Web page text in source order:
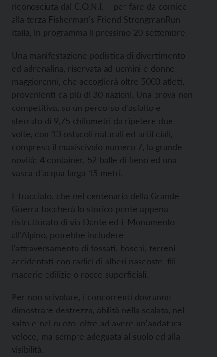
riconosciuta dal C.O.N.I. – per fare da cornice
alla terza Fisherman's Friend StrongmanRun
Italia, in programma il prossimo 20 settembre.
Una manifestazione podistica di divertimento
ed adrenalina, riservata ad uomini e donne
maggiorenni, che accoglierà oltre 5000 atleti,
provenienti da più di 30 nazioni. Una prova non
competitiva, su un percorso d'asfalto e
sterrato di 9,75 chilometri da ripetere due
volte, con 13 ostacoli naturali ed artificiali,
compreso il maxiscivolo numero 7, la grande
novità: 4 container, 52 balle di fieno ed una
vasca d'acqua larga 15 metri.
Il tracciato, che nel centenario della Grande
Guerra toccherà lo storico ponte appena
ristrutturato di via Dante ed il Monumento
all'Alpino, potrebbe includere
l'attraversamento di fossati, boschi, terreni
accidentati con radici di alberi nascoste, fili,
macerie edilizie o rocce superficiali.
Per non scivolare, i concorrenti dovranno
dimostrare destrezza, abilità nella scalata, nel
salto e nel nuoto, oltre ad avere un'andatura
veloce, ma sempre adeguata al suolo ed alla
visibilità.